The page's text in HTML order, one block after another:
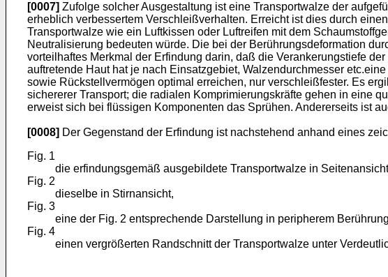
[0007] Zufolge solcher Ausgestaltung ist eine Transportwalze der
erheblich verbessertem Verschleißverhalten. Erreicht ist dies durch
Transportwalze wie ein Luftkissen oder Luftreifen mit dem
Neutralisierung bedeuten würde. Die bei der Berührungsdeformation
vorteilhaftes Merkmal der Erfindung darin, daß die Verankerungstiefe
auftretende Haut hat je nach Einsatzgebiet, Walzendurchmesser
sowie Rückstellvermögen optimal erreichen, nur verschleißfester. Es
sichererer Transport; die radialen Komprimierungskräfte gehen in eine
erweist sich bei flüssigen Komponenten das Sprühen. Andererseits ist
[0008] Der Gegenstand der Erfindung ist nachstehend anhand eines
Fig. 1
die erfindungsgemäß ausgebildete Transportwalze in
Fig. 2
dieselbe in Stirnansicht,
Fig. 3
eine der Fig. 2 entsprechende Darstellung in peripherem
Fig. 4
einen vergrößerten Randschnitt der Transportwalze unter